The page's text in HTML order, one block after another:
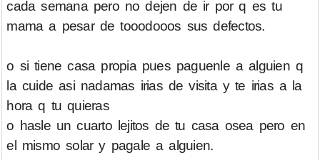
cada semana pero no dejen de ir por q es tu
mama a pesar de tooodooos sus defectos.
o si tiene casa propia pues paguenle a alguien q
la cuide asi nadamas irias de visita y te irias a la
hora q tu quieras
o hasle un cuarto lejitos de tu casa osea pero en
el mismo solar y pagale a alguien.